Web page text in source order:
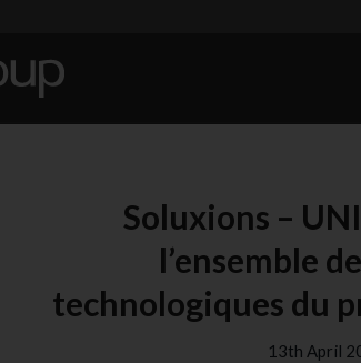
Soluxions –
l’ensemble
technologiques du
13th April